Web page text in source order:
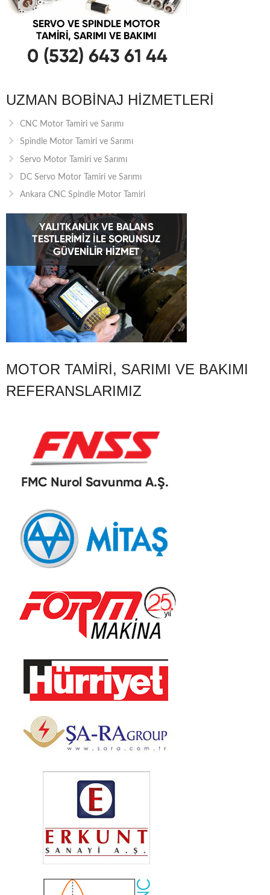
UZMAN BOBINAJ HIZMETLERI
CNC Motor Tamiri ve Sarımı
Spindle Motor Tamiri ve Sarımı
Servo Motor Tamiri ve Sarımı
DC Servo Motor Tamiri ve Sarımı
Ankara CNC Spindle Motor Tamiri
MOTOR TAMIRI, SARIMI VE BAKIMI
REFERANSLARIMIZ